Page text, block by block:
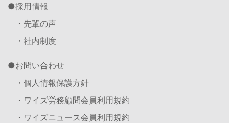
採用情報
・先輩の声
・社内制度
お問い合わせ
・個人情報保護方針
・ワイズ労務顧問会員利用規約
・ワイズニュース会員利用規約